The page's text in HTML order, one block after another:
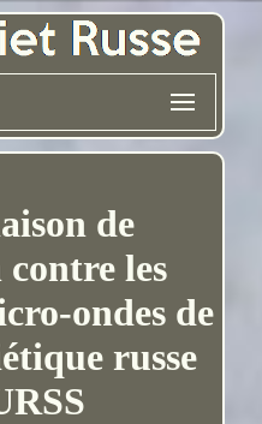
de
les
ondes de
russe